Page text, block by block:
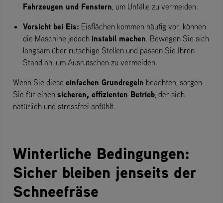
Fahrzeugen und Fenstern, um Unfälle zu vermeiden.
Vorsicht bei Eis: Eisflächen kommen häufig vor, können
die Maschine jedoch instabil machen. Bewegen Sie sich
langsam über rutschige Stellen und passen Sie Ihren
Stand an, um Ausrutschen zu vermeiden.
Wenn Sie diese einfachen Grundregeln beachten, sorgen
Sie für einen sicheren, effizienten Betrieb, der sich
natürlich und stressfrei anfühlt.
Winterliche Bedingungen:
Sicher bleiben jenseits der
Schneefräse